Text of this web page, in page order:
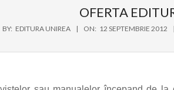
OFERTA
BY: EDITURA UNIREA ON: 12 SEPTEMBRIE 2012